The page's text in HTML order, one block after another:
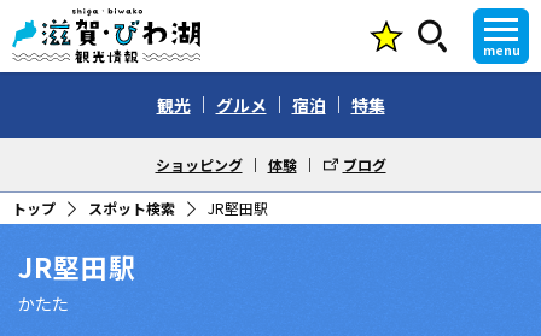
menu
観光 グルメ 宿泊 特集
ショッピング 体験 ブログ
トップ スポット検索 JR堅田駅
JR堅田駅
かたた